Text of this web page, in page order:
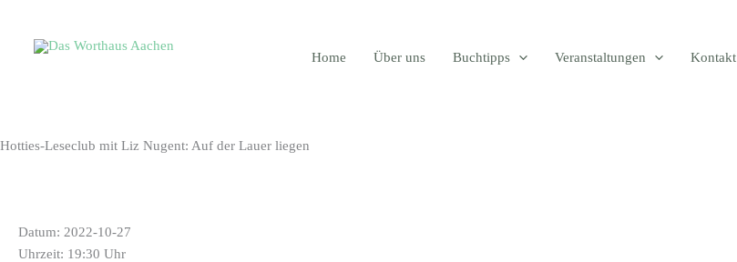
springen
Home Über uns Buchtipps Veranstaltungen Kontakt
Hotties-Leseclub mit Liz Nugent: Auf der Lauer liegen
Datum: 2022-10-27
Uhrzeit: 19:30 Uhr